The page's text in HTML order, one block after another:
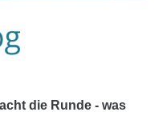
die Runde - was